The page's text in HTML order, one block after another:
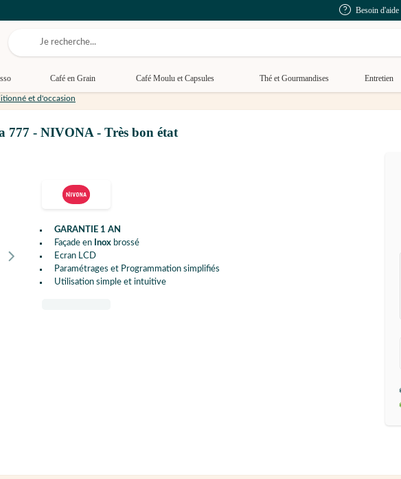
Besoin d'aide
Café en Grain Café Moulu et Capsules Thé et Gourmandises Entretien
et d'occasion
777 - NIVONA - Très bon état
GARANTIE 1 AN
Façade en Inox brossé
Ecran LCD
Paramétrages et Programmation simplifiés
Utilisation simple et intuitive